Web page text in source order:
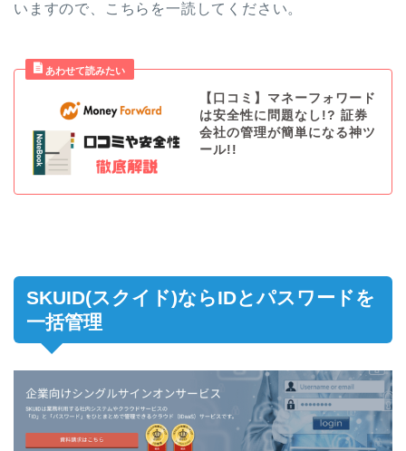
いますので、こちらを一読してください。
【口コミ】マネーフォワード
は安全性に問題なし!? 証券
会社の管理が簡単になる神ツ
ール!!
SKUID(スクイド)ならIDとパスワードを
一括管理